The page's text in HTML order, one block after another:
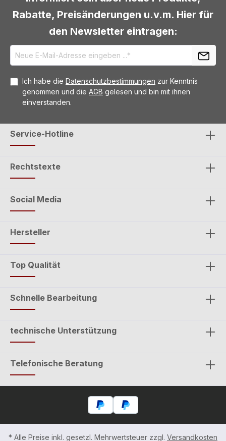
Rabatte, Preisänderungen u.v.m. Hier für
den Newsletter eintragen:
Ich habe die Datenschutzbestimmungen zur Kenntnis
genommen und die AGB gelesen und bin mit ihnen
einverstanden.
Service-Hotline
Rechtstexte
Social Media
Hersteller
Top Qualität
Schnelle Bearbeitung
technische Unterstützung
Telefonische Beratung
* Alle Preise inkl. gesetzl. Mehrwertsteuer zzgl. Versandkosten